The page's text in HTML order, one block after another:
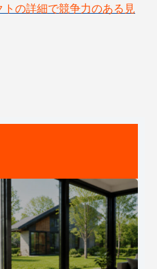
の詳細で競争力のある見